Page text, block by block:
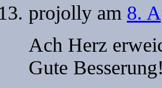
projolly am 8.
Ach Herz
Gute Besserung!